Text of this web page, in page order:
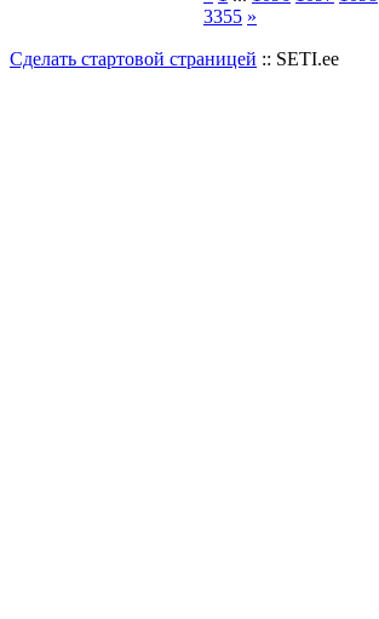
3355 »
Сделать стартовой страницей :: SETI.ee